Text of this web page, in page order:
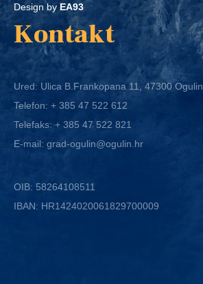
Design by EA93
Kontakt
Ured: Ulica B.Frankopana 11, 47300 Ogulin
Telefon: + 385 47 522 612
Telefaks: + 385 47 522 821
E-mail: grad-ogulin@ogulin.hr
OIB: 58264108511
IBAN: HR1424020061829700009